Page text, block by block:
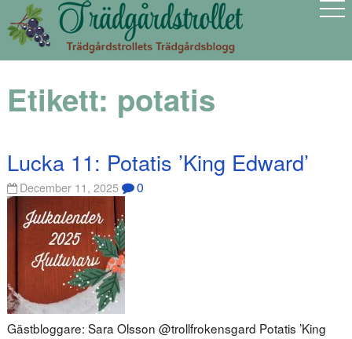
Etikett: potatis
Lucka 11: Potatis ’King Edward’
December 11, 2025 0
Gästbloggare: Sara Olsson @trollfrokensgard Potatis ’King